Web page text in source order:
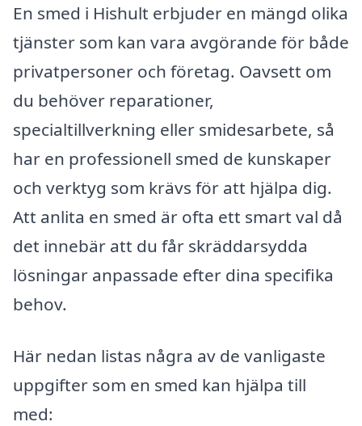
En smed i Hishult erbjuder en mängd olika
tjänster som kan vara avgörande för både
privatpersoner och företag. Oavsett om
du behöver reparationer,
specialtillverkning eller smidesarbete, så
har en professionell smed de kunskaper
och verktyg som krävs för att hjälpa dig.
Att anlita en smed är ofta ett smart val då
det innebär att du får skräddarsydda
lösningar anpassade efter dina specifika
behov.
Här nedan listas några av de vanligaste
uppgifter som en smed kan hjälpa till
med: